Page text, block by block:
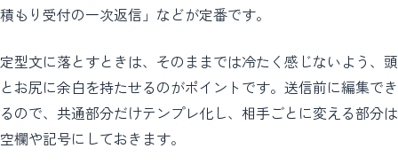
積もり受付の一次返信」などが定番です。
定型文に落とすときは、そのままでは冷たく感じないよう、頭
とお尻に余白を持たせるのがポイントです。送信前に編集でき
るので、共通部分だけテンプレ化し、相手ごとに変える部分は
空欄や記号にしておきます。